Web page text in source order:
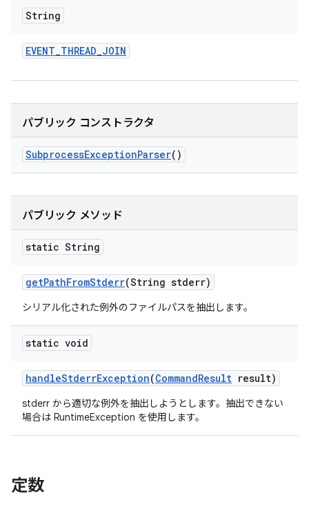
String
EVENT_THREAD_JOIN
パブリック コンストラクタ
SubprocessExceptionParser()
パブリック メソッド
static String
getPathFromStderr(String stderr)
シリアル化された例外のファイルパスを抽出します。
static void
handleStderrException(CommandResult result)
stderr から適切な例外を抽出しようとします。抽出できない
場合は RuntimeException を使用します。
定数